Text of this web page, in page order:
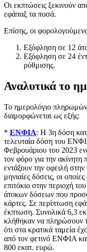
Οι εκπτώσεις ξεκινούν
εφάπαξ τα ποσά.
Επίσης, οι
Εξόφληση σε 12
Εξόφληση σε 24
ρύθμισης.
Αναλυτικά το
Το ημερολόγιο
διαμορφώνεται ως εξής:
* ΕΝΦΙΑ: Η 3η δόση
τελευταία δόση του
Φεβρουάριου του 2023
τον φόρο για την ακίνητη
εντάξουν την οφειλή
μηνιαίες δόσεις, οι
επιτόκιο στην περιοχή
άτοκων δόσεων που
κάρτες. Σε περίπτωση
έκπτωση. Συνολικά 6,3
κλήθηκαν να πληρώσουν
ότι στα κρατικά ταμεία
από τον φετινό ΕΝΦΙΑ
800 εκατ. ευρώ.